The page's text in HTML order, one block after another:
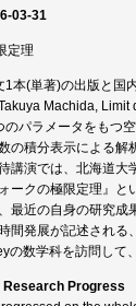
03-31
定理
1本(単著)の出版と国
Machida,
パラメータをもつ
の積分表示による
講演では、北海道
ークの極限定理』
最近の自身の研究
間発展が記述され
の数学科を訪問して
Progress